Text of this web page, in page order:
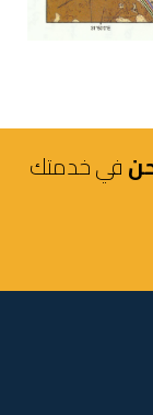
في خدمتك